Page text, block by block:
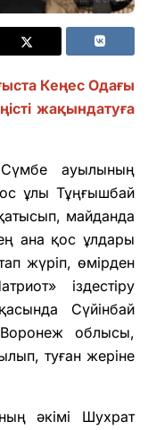
Кеңес Одағы
жақындатуға
ауылының
ұлы Тұңғышбай
майданда
ана қос ұлдары
жүріп, өмірден
іздестіру
Сүйінбай
облысы,
туған жеріне
әкімі Шухрат